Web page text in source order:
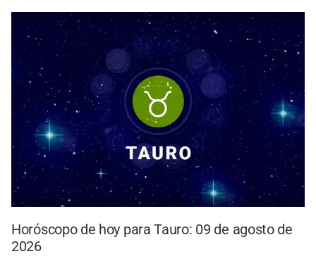
Horóscopo de hoy para Tauro: 09 de agosto de
2026